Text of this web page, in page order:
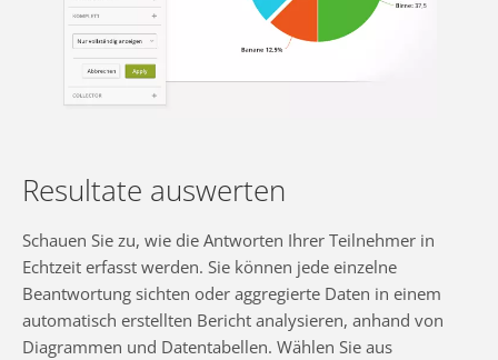
Resultate auswerten
Schauen Sie zu, wie die Antworten Ihrer Teilnehmer in
Echtzeit erfasst werden. Sie können jede einzelne
Beantwortung sichten oder aggregierte Daten in einem
automatisch erstellten Bericht analysieren, anhand von
Diagrammen und Datentabellen. Wählen Sie aus